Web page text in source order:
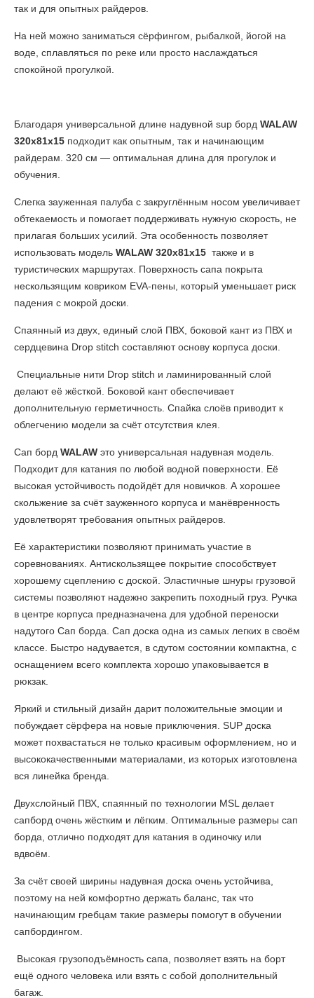
так и для опытных райдеров.
На ней можно заниматься сёрфингом, рыбалкой, йогой на
воде, сплавляться по реке или просто наслаждаться
спокойной прогулкой.
Благодаря универсальной длине надувной sup борд WALAW
320х81х15 подходит как опытным, так и начинающим
райдерам. 320 см — оптимальная длина для прогулок и
обучения.
Слегка зауженная палуба с закруглённым носом увеличивает
обтекаемость и помогает поддерживать нужную скорость, не
прилагая больших усилий. Эта особенность позволяет
использовать модель WALAW 320х81х15 также и в
туристических маршрутах. Поверхность сапа покрыта
нескользящим ковриком EVA-пены, который уменьшает риск
падения с мокрой доски.
Спаянный из двух, единый слой ПВХ, боковой кант из ПВХ и
сердцевина Drop stitch составляют основу корпуса доски.
Специальные нити Drop stitch и ламинированный слой
делают её жёсткой. Боковой кант обеспечивает
дополнительную герметичность. Спайка слоёв приводит к
облегчению модели за счёт отсутствия клея.
Сап борд WALAW это универсальная надувная модель.
Подходит для катания по любой водной поверхности. Её
высокая устойчивость подойдёт для новичков. А хорошее
скольжение за счёт зауженного корпуса и манёвренность
удовлетворят требования опытных райдеров.
Её характеристики позволяют принимать участие в
соревнованиях. Антискользящее покрытие способствует
хорошему сцеплению с доской. Эластичные шнуры грузовой
системы позволяют надежно закрепить походный груз. Ручка
в центре корпуса предназначена для удобной переноски
надутого Сап борда. Сап доска одна из самых легких в своём
классе. Быстро надувается, в сдутом состоянии компактна, с
оснащением всего комплекта хорошо упаковывается в
рюкзак.
Яркий и стильный дизайн дарит положительные эмоции и
побуждает сёрфера на новые приключения. SUP доска
может похвастаться не только красивым оформлением, но и
высококачественными материалами, из которых изготовлена
вся линейка бренда.
Двухслойный ПВХ, спаянный по технологии MSL делает
сапборд очень жёстким и лёгким. Оптимальные размеры сап
борда, отлично подходят для катания в одиночку или
вдвоём.
За счёт своей ширины надувная доска очень устойчива,
поэтому на ней комфортно держать баланс, так что
начинающим гребцам такие размеры помогут в обучении
сапбордингом.
Высокая грузоподъёмность сапа, позволяет взять на борт
ещё одного человека или взять с собой дополнительный
багаж.